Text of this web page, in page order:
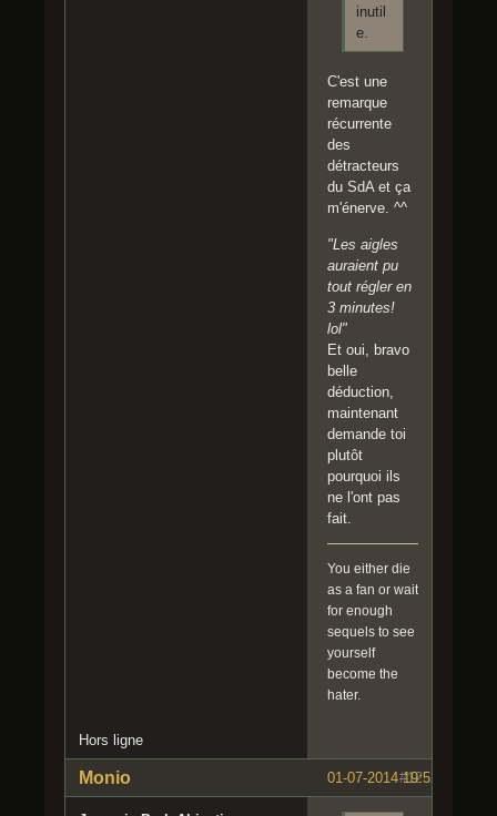
inutil
e.
C'est une
remarque
récurrente
des
détracteurs
du SdA et ça
m'énerve. ^^
"Les aigles
auraient pu
tout régler en
3 minutes!
lol"
Et oui, bravo
belle
déduction,
maintenant
demande toi
plutôt
pourquoi ils
ne l'ont pas
fait.
You either die
as a fan or wait
for enough
sequels to see
yourself
become the
hater.
Hors ligne
#12
01-07-2014 19:52:18
Monio